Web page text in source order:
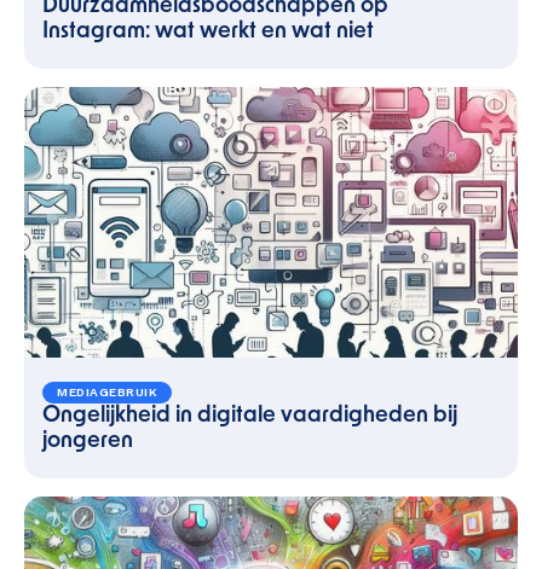
Duurzaamheidsboodschappen op
Instagram: wat werkt en wat niet
MEDIAGEBRUIK
Ongelijkheid in digitale vaardigheden bij
jongeren